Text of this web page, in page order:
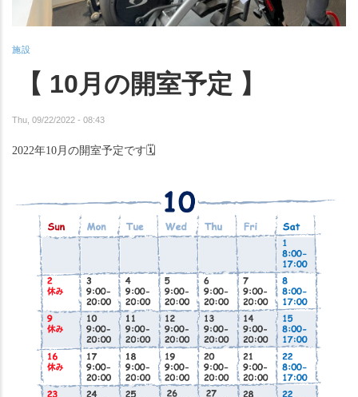
施設
【 10月の開室予定 】
Thu, 09/22/2022 - 08:43
2022年10月の開室予定です 🗓